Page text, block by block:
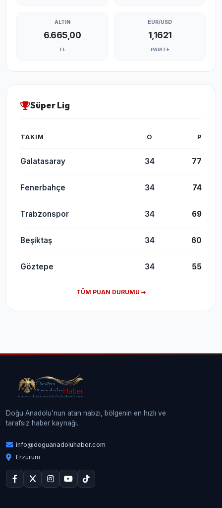
ALTIN
6.665,00
TL
EUR/USD
1,1621
PARITE
Süper Lig
TAKIM O P
Galatasaray 34 77
Fenerbahçe 34 74
Trabzonspor 34 69
Beşiktaş 34 60
Göztepe 34 55
TÜM PUAN DURUMU
Doğu Anadolu'nun atan nabzı, bölgenin en hızlı ve
tarafsız haber kaynağı.
info@doguanadoluhaber.com
Erzurum